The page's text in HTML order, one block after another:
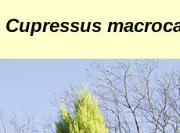
Cupressus